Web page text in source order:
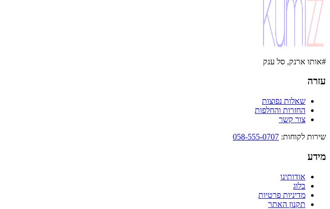
#אותו ארנק, סל ענק
עזרה
שאלות נפוצות
החזרות והחלפות
צור קשר
שירות לקוחות:
058-555-0707
מידע
אודותינו
בלוג
מדיניות פרטיות
תקנון האתר